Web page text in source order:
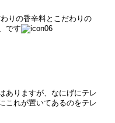
りの香辛料とこだわりの
です
ありますが、なにげにテレ
これが置いてあるのをテレ